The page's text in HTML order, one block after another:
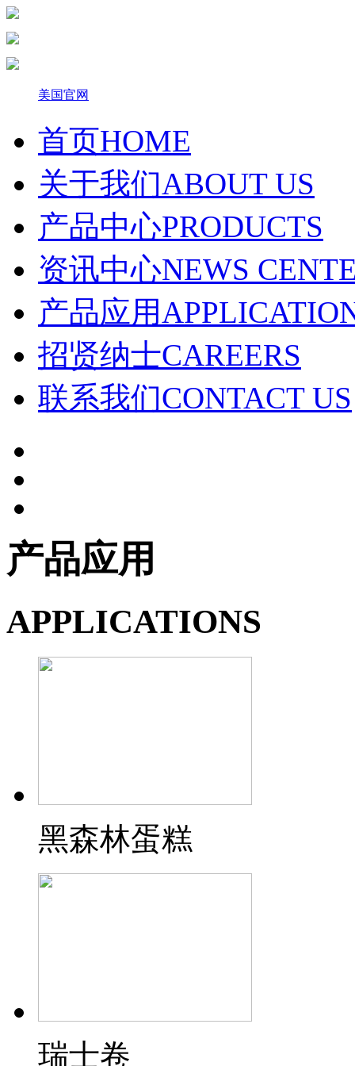
美国官网
首页HOME
关于我们ABOUT US
产品中心PRODUCTS
资讯中心NEWS
产品应用
招贤纳士CAREERS
联系我们CONTACT US
产品应用
APPLICATIONS
黑森林蛋糕
瑞士卷